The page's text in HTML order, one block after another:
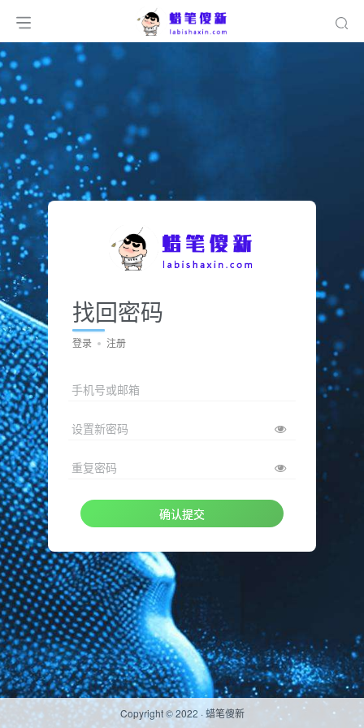
找回密码
登录 注册
手机号或邮箱
设置新密码
重复密码
确认提交
Copyright © 2022 · 蜡笔傻新